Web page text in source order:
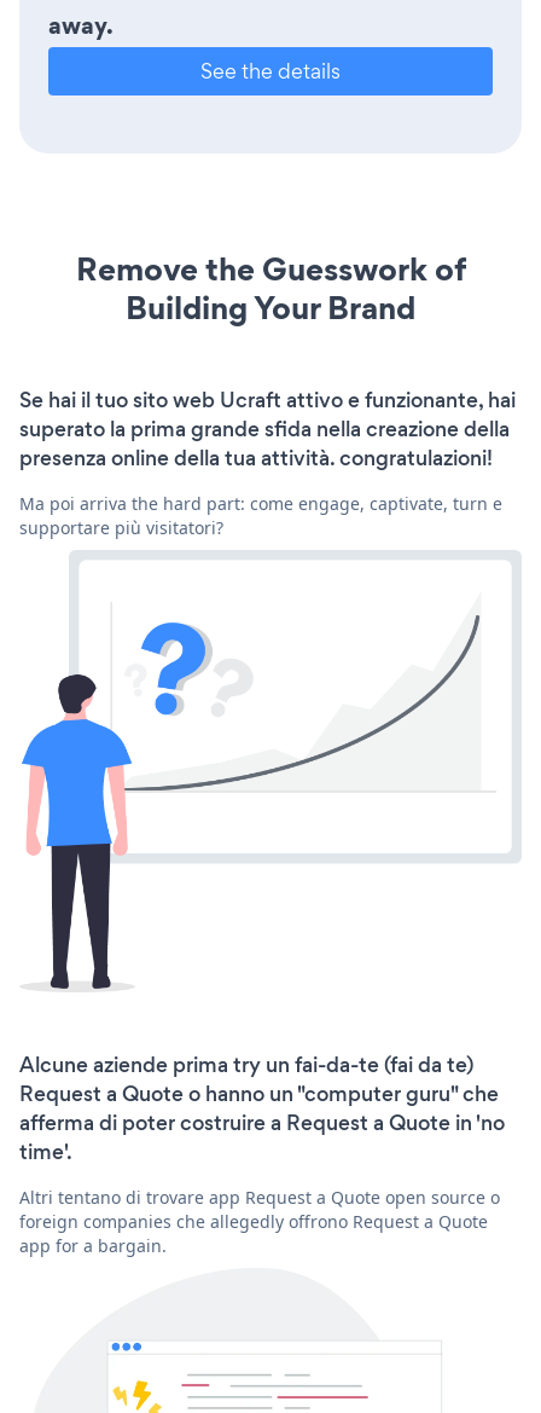
away.
See the details
Remove the Guesswork of
Building Your Brand
Se hai il tuo sito web Ucraft attivo e funzionante, hai
superato la prima grande sfida nella creazione della
presenza online della tua attività. congratulazioni!
Ma poi arriva the hard part: come engage, captivate, turn e
supportare più visitatori?
Alcune aziende prima try un fai-da-te (fai da te)
Request a Quote o hanno un "computer guru" che
afferma di poter costruire a Request a Quote in 'no
time'.
Altri tentano di trovare app Request a Quote open source o
foreign companies che allegedly offrono Request a Quote
app for a bargain.